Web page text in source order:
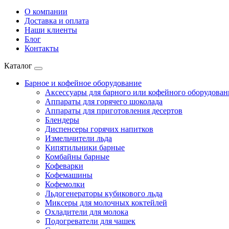
О компании
Доставка и оплата
Наши клиенты
Блог
Контакты
Каталог
Барное и кофейное оборудование
Аксессуары для барного или кофейного
Аппараты для горячего шоколада
Аппараты для приготовления десертов
Блендеры
Диспенсеры горячих напитков
Измельчители льда
Кипятильники барные
Комбайны барные
Кофеварки
Кофемашины
Кофемолки
Льдогенераторы кубикового льда
Миксеры для молочных коктейлей
Охладители для молока
Подогреватели для чашек